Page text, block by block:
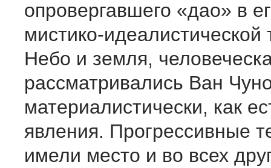
опровергавшего «дао» в
мистико-идеалистической
Небо и земля,
рассматривались Ван
материалистически, как
явления. Прогрессивные
имели место и во всех